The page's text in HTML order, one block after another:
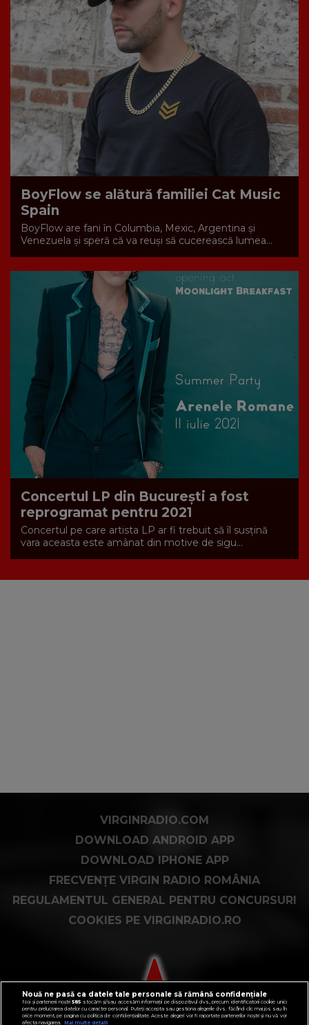
BoyFlow se alătură familiei Cat Music
Spain
BoyFlow are fani în Columbia, Mexic, Argentina și
Venezuela și speră că va reuși să cucerească lumea...
Concertul LP din București a fost
reprogramat pentru 2021
Concertul pe care artista LP ar fi trebuit să îl susțină
vara aceasta este amânat din motive de sigu...
VIRGINRADIO.COM
DOWNLOAD ANDROID APP
DOWNLOAD IPHONE APP
FRECVENȚE VIRGIN RADIO ROMÂNIA
REGULAMENTUL GENERAL PENTRU CONCURSURI
COOKIES PE VIRGINRADIO.RO
Nouă ne pasă ca datele tale personale să rămână confidențiale
Noi și partenerii noștri585 stocăm și/sau accesăm informații pe dispozitivul dvs., precum identificatorii cookie unici
pentru prelucrarea datelor cu caracter personal. Puteți accepta sau gestiona alegerile dvs. făcând clic mai jos sau în
orice moment, pe pagina cu politica de confidențialitate. Aceste alegeri vor fi raportate partenerilor noștri și nu vă vor
afecta navigarea.
Mai multe detalii